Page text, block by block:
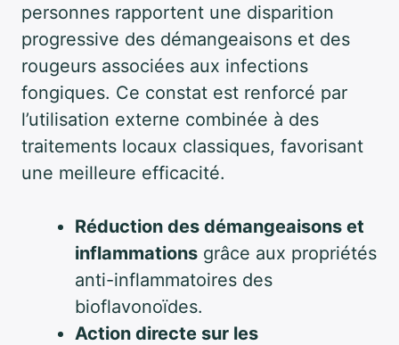
personnes rapportent une disparition
progressive des démangeaisons et des
rougeurs associées aux infections
fongiques. Ce constat est renforcé par
l’utilisation externe combinée à des
traitements locaux classiques, favorisant
une meilleure efficacité.
Réduction des démangeaisons et
inflammations grâce aux propriétés
anti-inflammatoires des
bioflavonoïdes.
Action directe sur les